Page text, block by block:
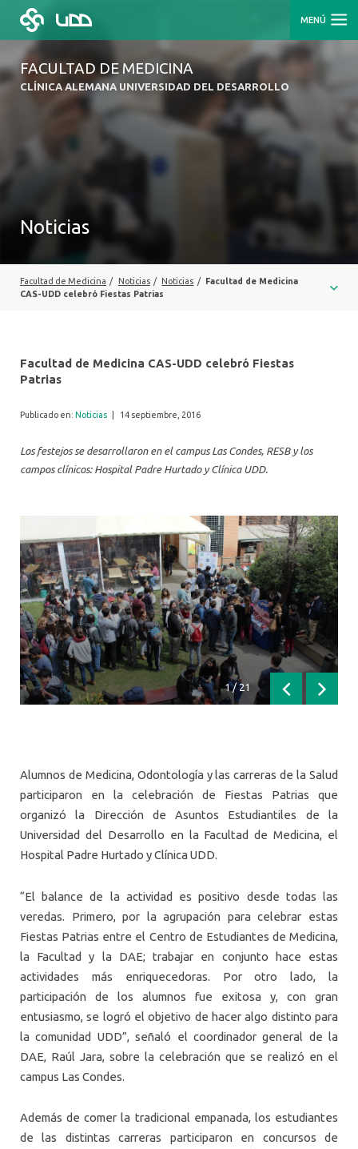
MENÚ
FACULTAD DE MEDICINA
CLÍNICA ALEMANA UNIVERSIDAD DEL DESARROLLO
Noticias
Facultad de Medicina / Noticias / Noticias /
Facultad de Medicina
CAS-UDD celebró Fiestas Patrias
Facultad de Medicina CAS-UDD celebró Fiestas
Patrias
Publicado en: Noticias 14 septiembre, 2016
Los festejos se desarrollaron en el campus Las Condes, RESB y los
campos clínicos: Hospital Padre Hurtado y Clínica UDD.
1/ 21
Anterior
Alumnos de Medicina, Odontología y las carreras de la Salud
participaron en la celebración de Fiestas Patrias que
organizó la Dirección de Asuntos Estudiantiles de la
Universidad del Desarrollo en la Facultad de Medicina, el
Hospital Padre Hurtado y Clínica UDD.
“El balance de la actividad es positivo desde todas las
veredas. Primero, por la agrupación para celebrar estas
Fiestas Patrias entre el Centro de Estudiantes de Medicina,
la Facultad y la DAE; trabajar en conjunto hace estas
actividades más enriquecedoras. Por otro lado, la
participación de los alumnos fue exitosa y, con gran
entusiasmo, se logró el objetivo de hacer algo distinto para
la comunidad UDD”, señaló el coordinador general de la
DAE, Raúl Jara, sobre la celebración que se realizó en el
campus Las Condes.
Además de comer la tradicional empanada, los estudiantes
de las distintas carreras participaron en concursos de